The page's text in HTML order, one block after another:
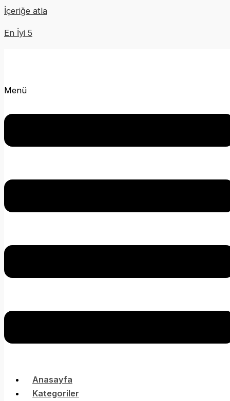
İçeriğe atla
En İyi 5
Menü
Anasayfa
Kategoriler